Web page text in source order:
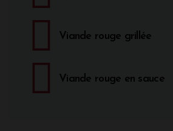
Viande rouge grillée
Viande rouge en sauce